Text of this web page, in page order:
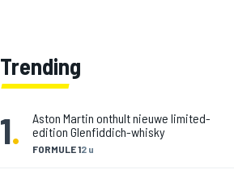
Trending
1. FORMULE 12 u
Aston Martin onthult nieuwe limited-
edition Glenfiddich-whisky